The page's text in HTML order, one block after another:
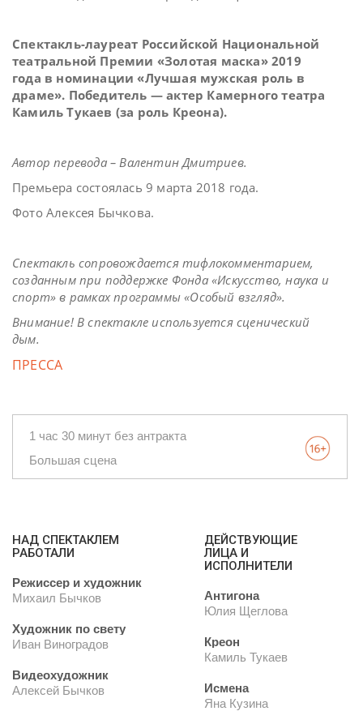
Спектакль-лауреат Российской Национальной
театральной Премии «Золотая маска» 2019
года в номинации «Лучшая мужская роль в
драме». Победитель — актер Камерного театра
Камиль Тукаев (за роль Креона).
Автор перевода – Валентин Дмитриев.
Премьера состоялась 9 марта 2018 года.
Фото Алексея Бычкова.
Спектакль сопровождается тифлокомментарием,
созданным при поддержке Фонда «Искусство, наука и
спорт» в рамках программы «Особый взгляд».
Внимание! В спектакле используется сценический
дым.
ПРЕССА
1 час 30 минут без антракта
Большая сцена
НАД СПЕКТАКЛЕМ
РАБОТАЛИ
Режиссер и художник
Михаил Бычков
Художник по свету
Иван Виноградов
Видеохудожник
Алексей Бычков
ДЕЙСТВУЮЩИЕ
ЛИЦА И
ИСПОЛНИТЕЛИ
Антигона
Юлия Щеглова
Креон
Камиль Тукаев
Исмена
Яна Кузина